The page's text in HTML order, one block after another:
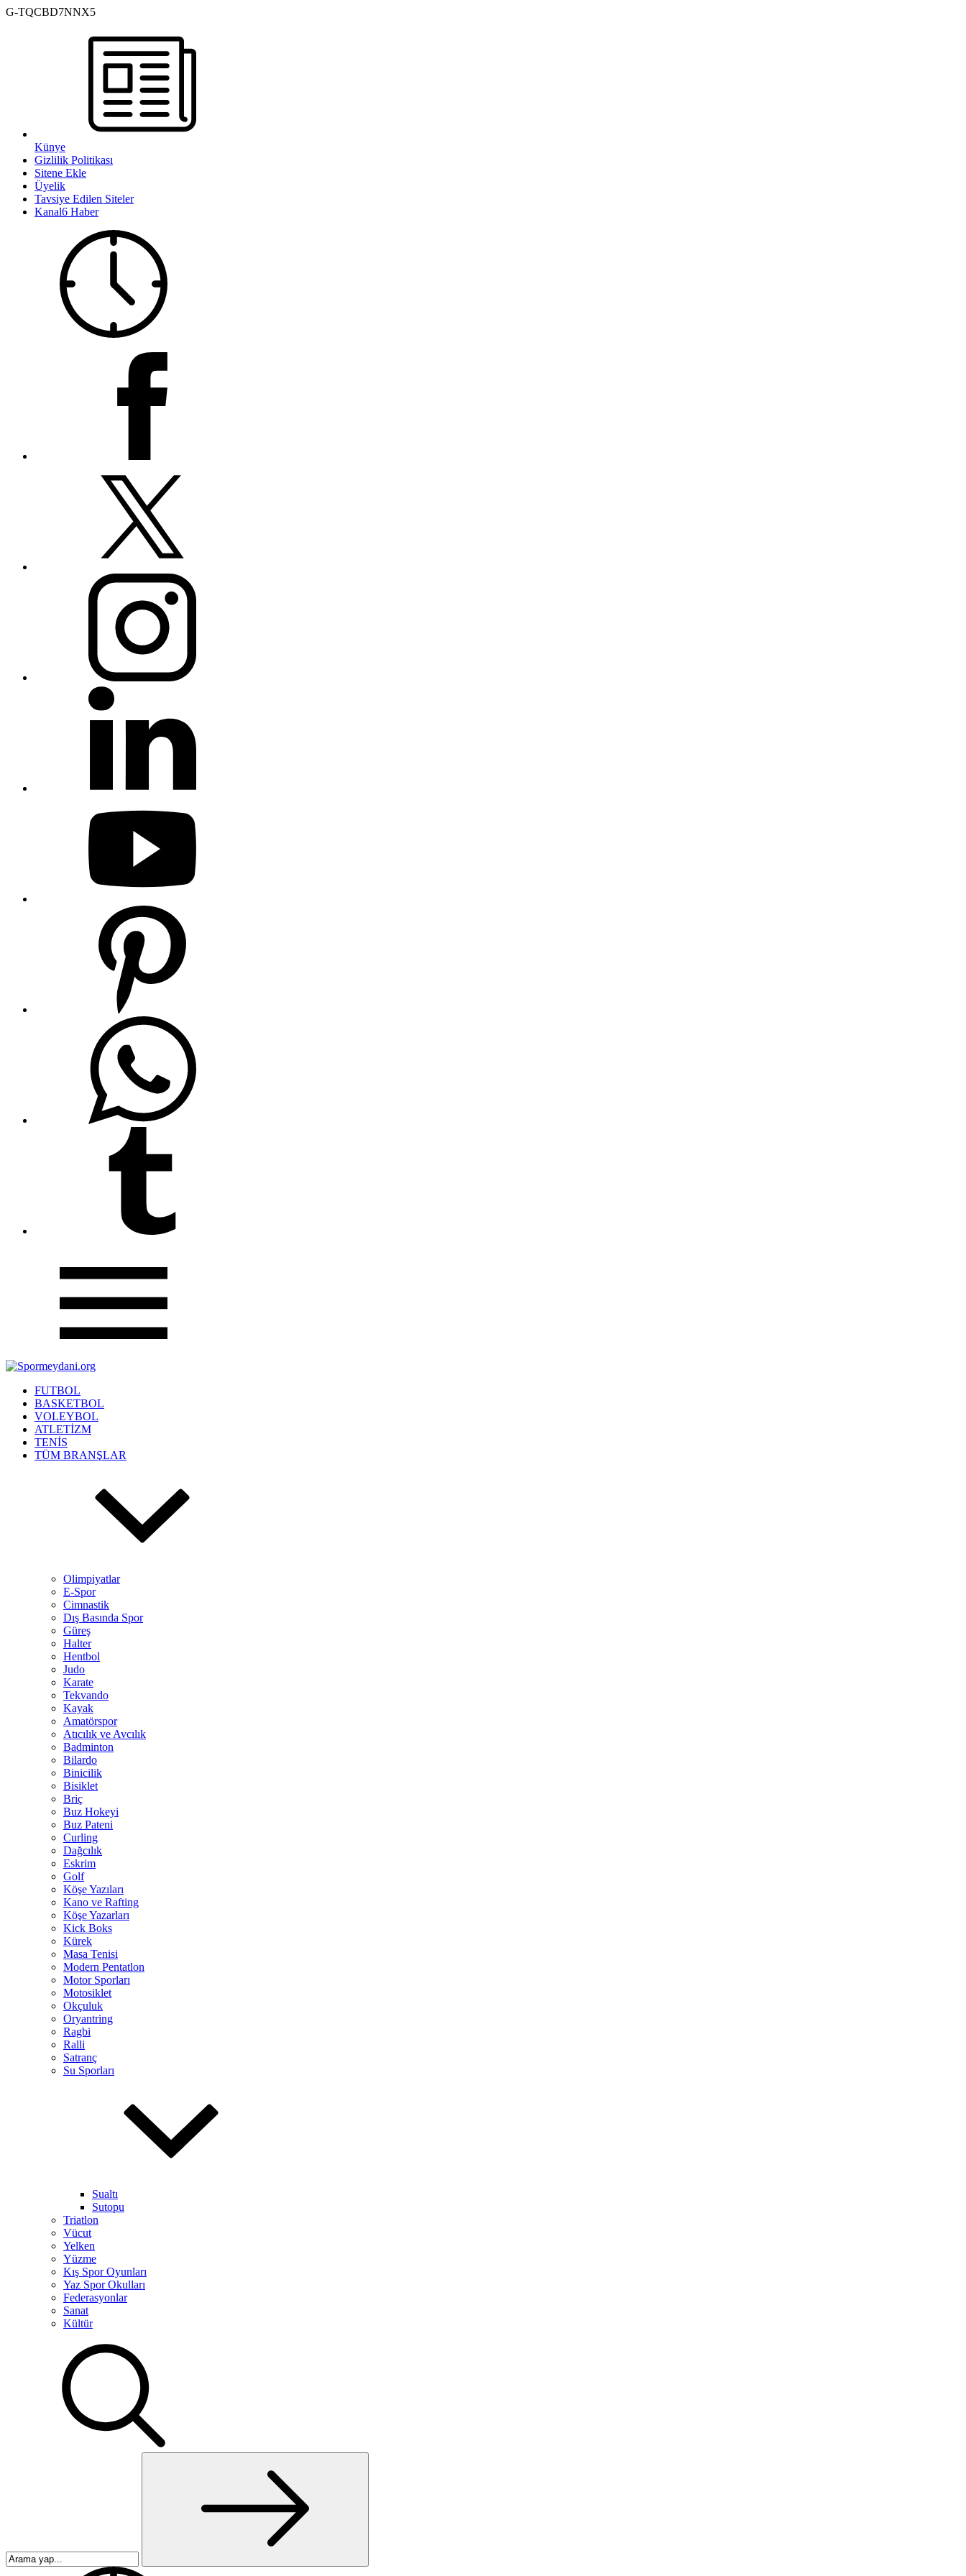
G-TQCBD7NNX5
Künye
Gizlilik Politikası
Sitene Ekle
Üyelik
Tavsiye Edilen Siteler
Kanal6 Haber
FUTBOL
BASKETBOL
VOLEYBOL
ATLETİZM
TENİS
TÜM BRANŞLAR
Olimpiyatlar
E-Spor
Cimnastik
Dış Basında Spor
Güreş
Halter
Hentbol
Judo
Karate
Tekvando
Kayak
Amatörspor
Atıcılık ve Avcılık
Badminton
Bilardo
Binicilik
Bisiklet
Briç
Buz Hokeyi
Buz Pateni
Curling
Dağcılık
Eskrim
Golf
Köşe Yazıları
Kano ve Rafting
Köşe Yazarları
Kick Boks
Kürek
Masa Tenisi
Modern Pentatlon
Motor Sporları
Motosiklet
Okçuluk
Oryantring
Ragbi
Ralli
Satranç
Su Sporları
Sualtı
Sutopu
Triatlon
Vücut
Yelken
Yüzme
Kış Spor Oyunları
Yaz Spor Okulları
Federasyonlar
Sanat
Kültür